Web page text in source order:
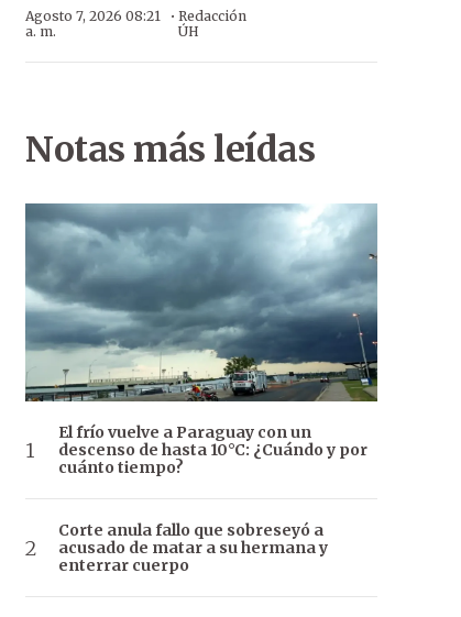
Agosto 7, 2026 08:21
a. m.
·Redacción
ÚH
Notas más leídas
El frío vuelve a Paraguay con un
descenso de hasta 10°C: ¿Cuándo y por
cuánto tiempo?
Corte anula fallo que sobreseyó a
acusado de matar a su hermana y
enterrar cuerpo